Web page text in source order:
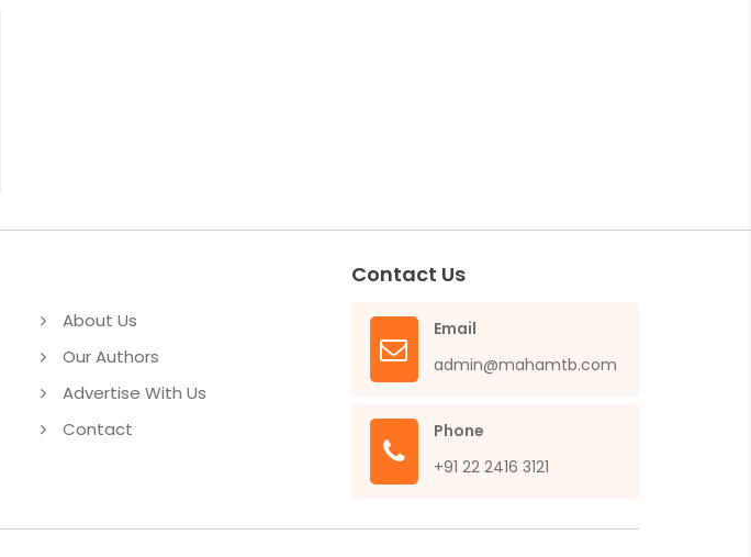
About Us
Our Authors
Advertise With Us
Contact
Contact Us
Email
admin@mahamtb.com
Phone
+91 22 2416 3121